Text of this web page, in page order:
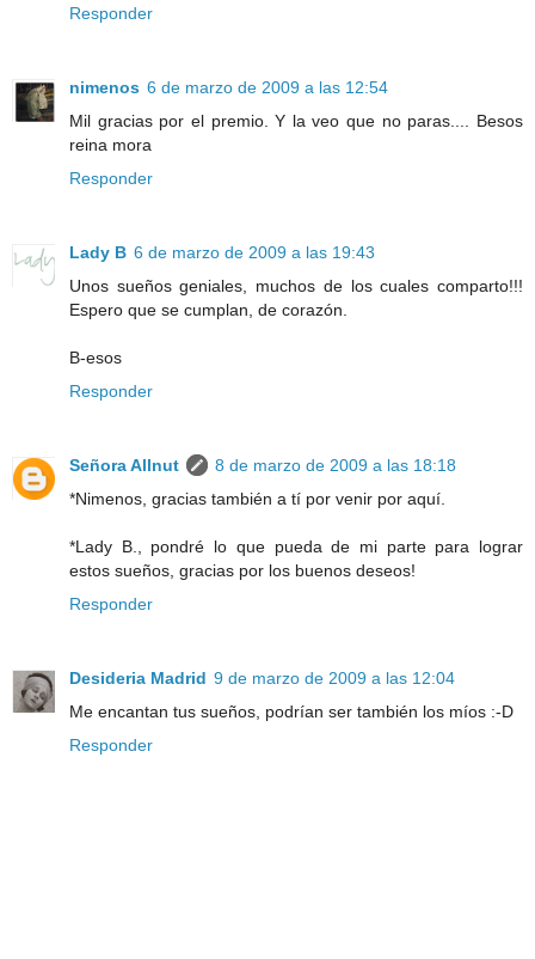
Responder
nimenos 6 de marzo de 2009 a las 12:54
Mil gracias por el premio. Y la veo que no paras.... Besos
reina mora
Responder
Lady B 6 de marzo de 2009 a las 19:43
Unos sueños geniales, muchos de los cuales comparto!!!
Espero que se cumplan, de corazón.
B-esos
Responder
Señora Allnut
8 de marzo de 2009 a las 18:18
*Nimenos, gracias también a tí por venir por aquí.
*Lady B., pondré lo que pueda de mi parte para lograr
estos sueños, gracias por los buenos deseos!
Responder
Desideria Madrid 9 de marzo de 2009 a las 12:04
Me encantan tus sueños, podrían ser también los míos :-D
Responder